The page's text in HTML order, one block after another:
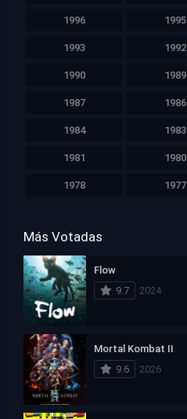
1996 1995
1993 1992
1990 1989
1987 1986
1984 1983
1981 1980
1978 1977
Más Votadas
Flow
9.7
2024
Mortal Kombat II
9.6
2026